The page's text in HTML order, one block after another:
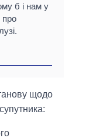
б і нам у
про
щодо